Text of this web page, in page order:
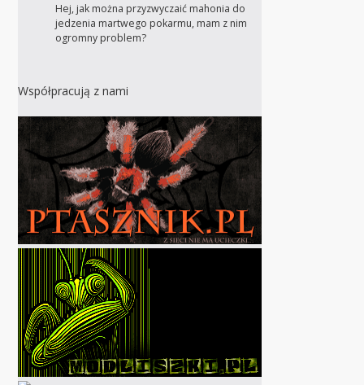
Hej, jak można przyzwyczaić mahonia do
jedzenia martwego pokarmu, mam z nim
ogromny problem?
Współpracują z nami